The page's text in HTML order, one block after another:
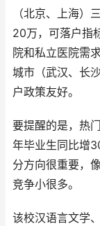
（北京、上海）
20万，可落户指
院和私立医院需
城市（武汉、长
户政策友好。
要提醒的是，热
年毕业生同比增
分方向很重要，
竞争小很多。
该校汉语言文学